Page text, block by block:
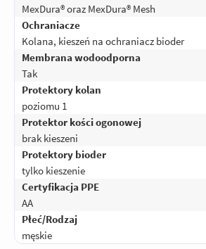
MexDura® oraz MexDura® Mesh
Ochraniacze
Kolana, kieszeń na ochraniacz bioder
Membrana wodoodporna
Tak
Protektory kolan
poziomu 1
Protektor kości ogonowej
brak kieszeni
Protektory bioder
tylko kieszenie
Certyfikacja PPE
AA
Płeć/Rodzaj
męskie